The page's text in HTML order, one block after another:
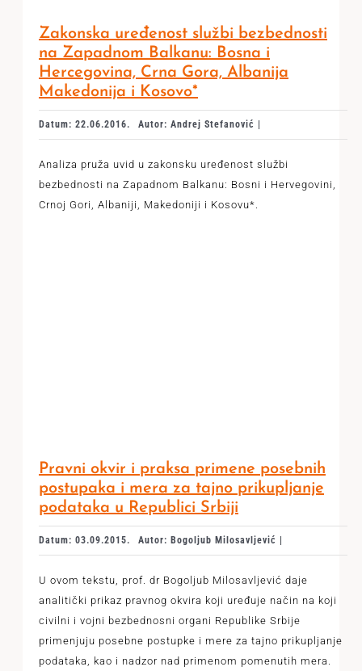
Zakonska uređenost službi bezbednosti
na Zapadnom Balkanu: Bosna i
Hercegovina, Crna Gora, Albanija
Makedonija i Kosovo*
Datum: 22.06.2016. Autor: Andrej Stefanović |
Analiza pruža uvid u zakonsku uređenost službi
bezbednosti na Zapadnom Balkanu: Bosni i Hervegovini,
Crnoj Gori, Albaniji, Makedoniji i Kosovu*.
Pravni okvir i praksa primene posebnih
postupaka i mera za tajno prikupljanje
podataka u Republici Srbiji
Datum: 03.09.2015. Autor: Bogoljub Milosavljević |
U ovom tekstu, prof. dr Bogoljub Milosavljević daje
analitički prikaz pravnog okvira koji uređuje način na koji
civilni i vojni bezbednosni organi Republike Srbije
primenjuju posebne postupke i mere za tajno prikupljanje
podataka, kao i nadzor nad primenom pomenutih mera.